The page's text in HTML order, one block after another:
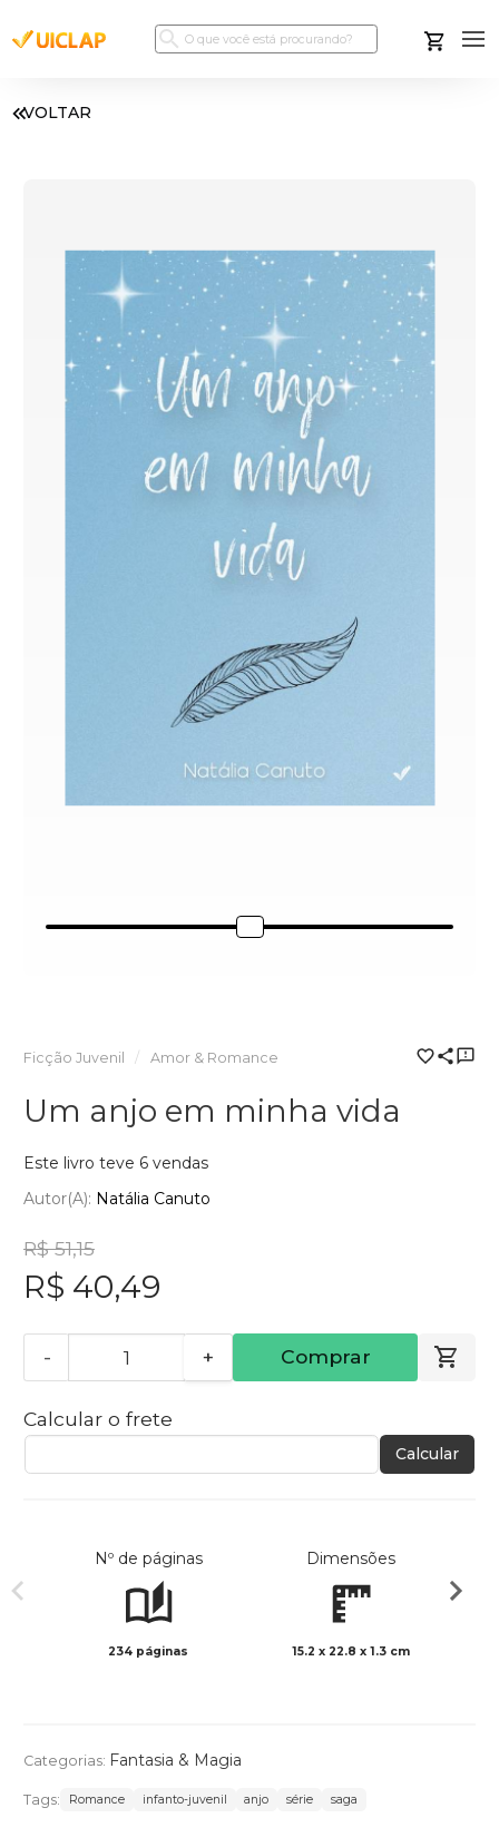
VOLTAR
Ficção Juvenil Amor & Romance
Um anjo em minha vida
Este livro teve 6 vendas
Autor(a): Natália Canuto
R$ 51,15
R$ 40,49
- + Comprar
Calcular o frete
Calcular
Nº de páginas
234 páginas
Dimensões
15.2 x 22.8 x 1.3 cm
Categorias: Fantasia & Magia
Tags: Romance infanto-juvenil anjo série saga